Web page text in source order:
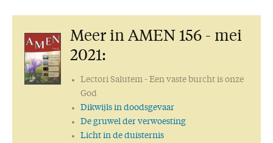
Respect
Vernieuwing
Dank!
De ware wijsheid
Joodse wijsheden
50 keer AMEN: een mijlpaal!
Een getrouw Woord
Uit de eerste hand
Meer in AMEN 156 - mei
2021:
Lectori Salutem- Een vaste burcht is onze
God
Dikwijls in doodsgevaar
De gruwel der verwoesting
Licht in de duisternis